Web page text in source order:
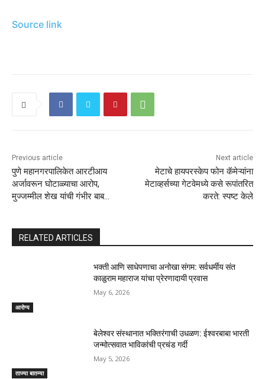
Source link
Previous article
पुणे महानगरपालिकेत आरटीआय
अर्जावरून घोटाळ्याचा आरोप,
मुज्जम्मील शेख यांची गंभीर बाब…
Next article
मेटाचे हायपरस्केप फोन कॅमेऱ्यांना
मेटाव्हर्सच्या गेटवेमध्ये कसे रूपांतरित
करते: स्पष्ट केले
RELATED ARTICLES
आरोग्य
भक्ती आणि साधेपणाचा अनोखा संगम: सर्वधर्मीय संत
काळुराम महाराज यांचा प्रेरणादायी प्रवास
May 6, 2026
ताज्या बातम्या
बेलेश्वर संस्थानात भक्तिरंगाची उधळण: ईश्वरबाबा भारती
जन्मोत्सवात भाविकांची प्रचंड गर्दी
May 5, 2026